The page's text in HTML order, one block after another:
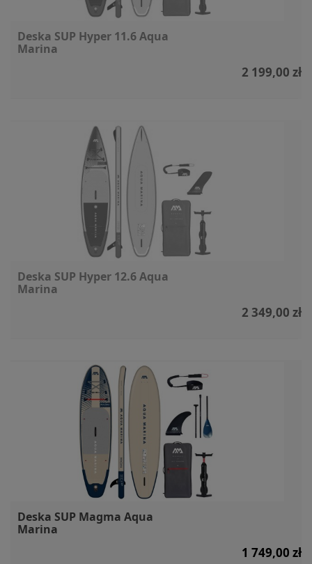
Deska SUP Hyper 11.6 Aqua
Marina
2 199,00 zł
Deska SUP Hyper 12.6 Aqua
Marina
2 349,00 zł
Deska SUP Magma Aqua
Marina
1 749,00 zł